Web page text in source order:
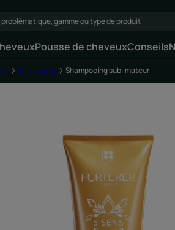
Pousse de cheveuxConseils
Shampoing Shampooing sublimateur